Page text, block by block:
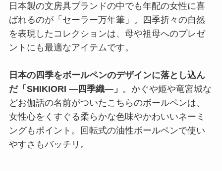
日本製の文房具ブランドの中でも年配の女性に喜
ばれるのが「セーラー万年筆」。四季折々の自然
を表現したコレクションは、母や祖母へのプレゼ
ントにも最適なアイテムです。
日本の四季をボールペンのデザインに落とし込ん
だ「SHIKIORI ―四季織―」 。かぐや姫や竜宮城な
どお伽話の名前がついたこちらのボールペンは、
女性心をくすぐる柔らかな色味やかわいいネーミ
ングもポイント。回転式の油性ボールペンで使い
やすさもバッチリ。